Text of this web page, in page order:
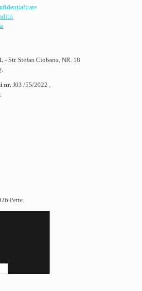
- Str. Stefan Ciobanu, NR. 18
nr.J03 /55/2022 ,
Perte.